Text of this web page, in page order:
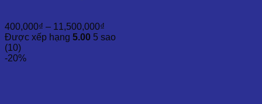
400,000₫ – 11,500,000₫
giá:
Được xếp hạng 5.00 5 sao
(10)
-20%